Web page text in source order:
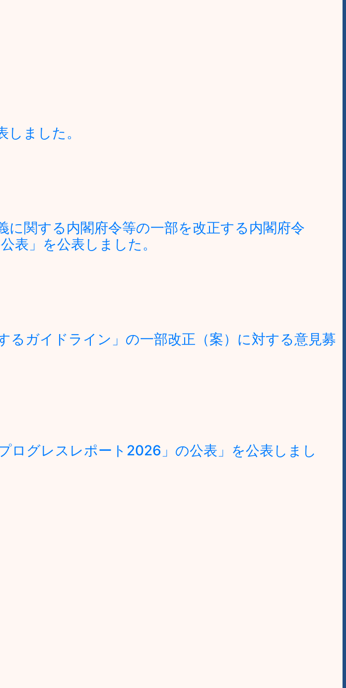
ました。
関する内閣府令等の一部を改正する内閣府令
表」を公表しました。
るガイドライン」の一部改正（案）に対する意見募
ログレスレポート2026」の公表」を公表しまし